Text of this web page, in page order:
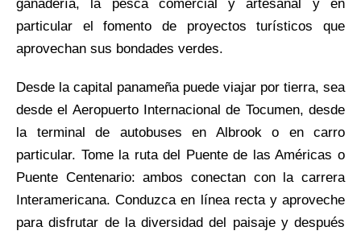
ganadería, la pesca comercial y artesanal y en
particular el fomento de proyectos turísticos que
aprovechan sus bondades verdes.
Desde la capital panameña puede viajar por tierra, sea
desde el Aeropuerto Internacional de Tocumen, desde
la terminal de autobuses en Albrook o en carro
particular. Tome la ruta del Puente de las Américas o
Puente Centenario: ambos conectan con la carrera
Interamericana. Conduzca en línea recta y aproveche
para disfrutar de la diversidad del paisaje y después